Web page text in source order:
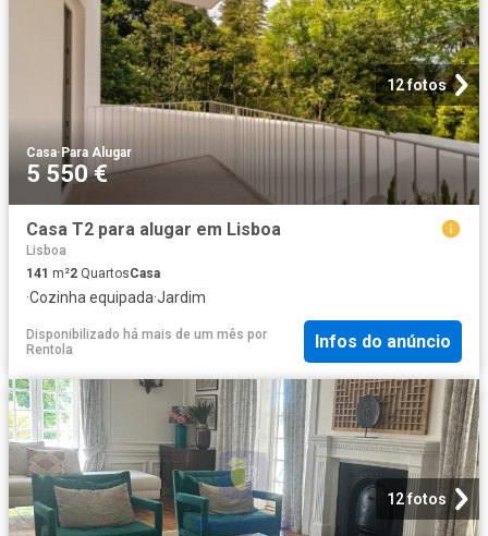
12 fotos
Casa· Para Alugar
5 550 €
Casa T2 para alugar em Lisboa
Lisboa
141 m²2 QuartosCasa
·Cozinha equipada·Jardim
Disponibilizado há mais de um mês por
Rentola
Infos do anúncio
12 fotos